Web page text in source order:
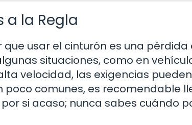
a la Regla
que usar el cinturón es una
situaciones, como en
velocidad, las exigencias
poco comunes, es recomendable
si acaso; nunca sabes cuándo